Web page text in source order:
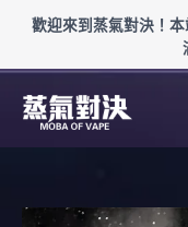
要
歡迎來到蒸氣對決！